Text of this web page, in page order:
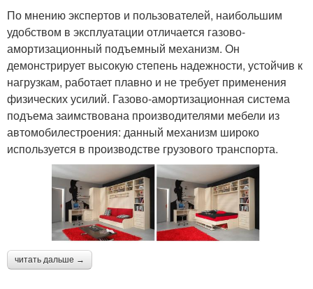
По мнению экспертов и пользователей, наибольшим
удобством в эксплуатации отличается газово-
амортизационный подъемный механизм. Он
демонстрирует высокую степень надежности, устойчив к
нагрузкам, работает плавно и не требует применения
физических усилий. Газово-амортизационная система
подъема заимствована производителями мебели из
автомобилестроения: данный механизм широко
используется в производстве грузового транспорта.
читать дальше →